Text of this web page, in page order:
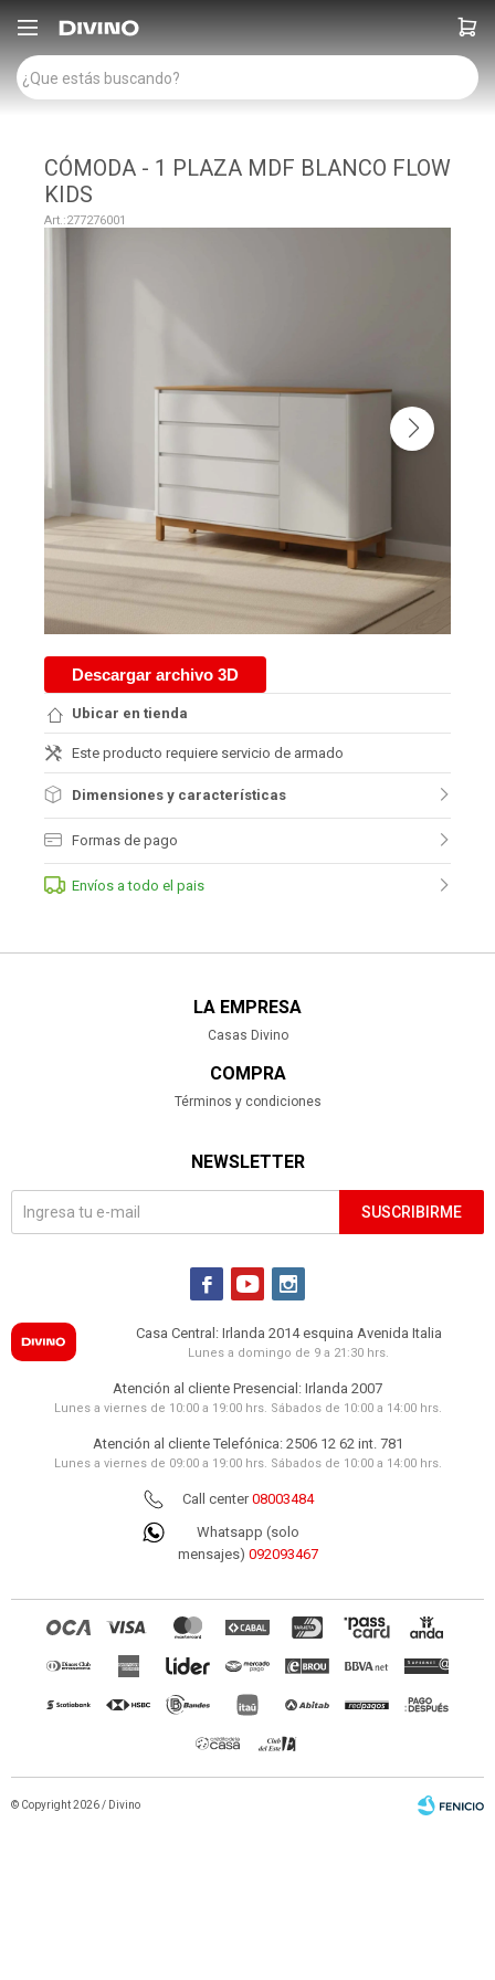

CÓMODA - 1 PLAZA MDF BLANCO FLOW
KIDS
277276001
Descargar archivo 3D
Ubicar en tienda
Este producto requiere servicio de armado
Dimensiones y características
Formas de pago
Envíos a todo el pais
LA EMPRESA
Casas Divino
COMPRA
Términos y condiciones
NEWSLETTER
SUSCRIBIRME
  
Casa Central: Irlanda 2014 esquina Avenida Italia
Lunes a domingo de 9 a 21:30 hrs.
Atención al cliente Presencial: Irlanda 2007
Lunes a viernes de 10:00 a 19:00 hrs. Sábados de 10:00 a 14:00 hrs.
Atención al cliente Telefónica: 2506 12 62 int. 781
Lunes a viernes de 09:00 a 19:00 hrs. Sábados de 10:00 a 14:00 hrs.
Call center08003484
Whatsapp (solo
mensajes) 092093467
© Copyright 2026 / Divino